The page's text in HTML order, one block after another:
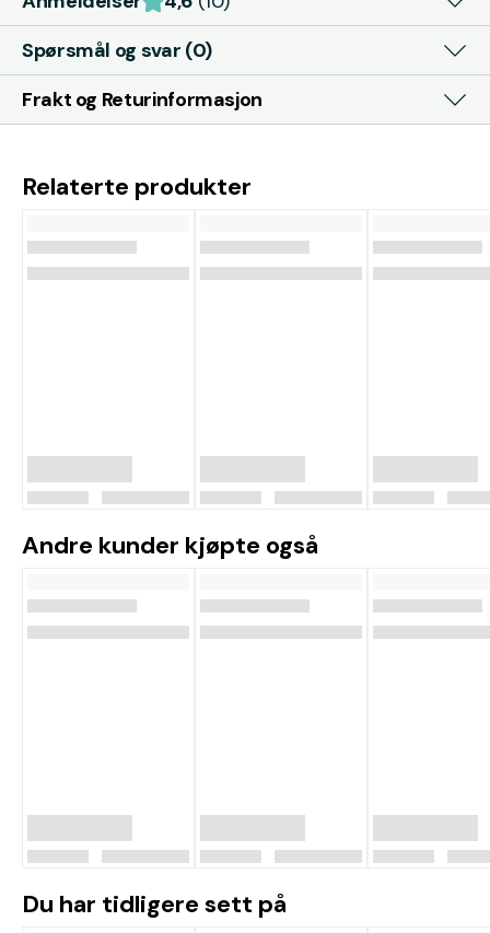
Spørsmål og svar (0)
Frakt og Returinformasjon
Relaterte produkter
Andre kunder kjøpte også
Du har tidligere sett på